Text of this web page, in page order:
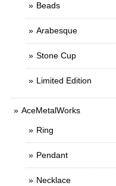
Beads
Arabesque
Stone Cup
Limited Edition
AceMetalWorks
Ring
Pendant
Necklace